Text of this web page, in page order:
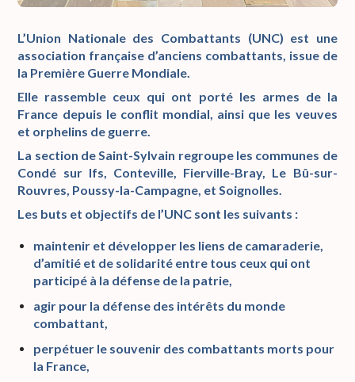
L’Union Nationale des Combattants (UNC) est une
association française d’anciens combattants, issue de
la Première Guerre Mondiale.
Elle rassemble ceux qui ont porté les armes de la
France depuis le conflit mondial, ainsi que les veuves
et orphelins de guerre.
La section de Saint-Sylvain regroupe les communes de
Condé sur Ifs, Conteville, Fierville-Bray, Le Bû-sur-
Rouvres, Poussy-la-Campagne, et Soignolles.
Les buts et objectifs de l’UNC sont les suivants :
maintenir et développer les liens de camaraderie,
d’amitié et de solidarité entre tous ceux qui ont
participé à la défense de la patrie,
agir pour la défense des intérêts du monde
combattant,
perpétuer le souvenir des combattants morts pour
la France,